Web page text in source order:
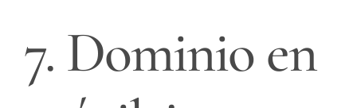
7. Dominio en